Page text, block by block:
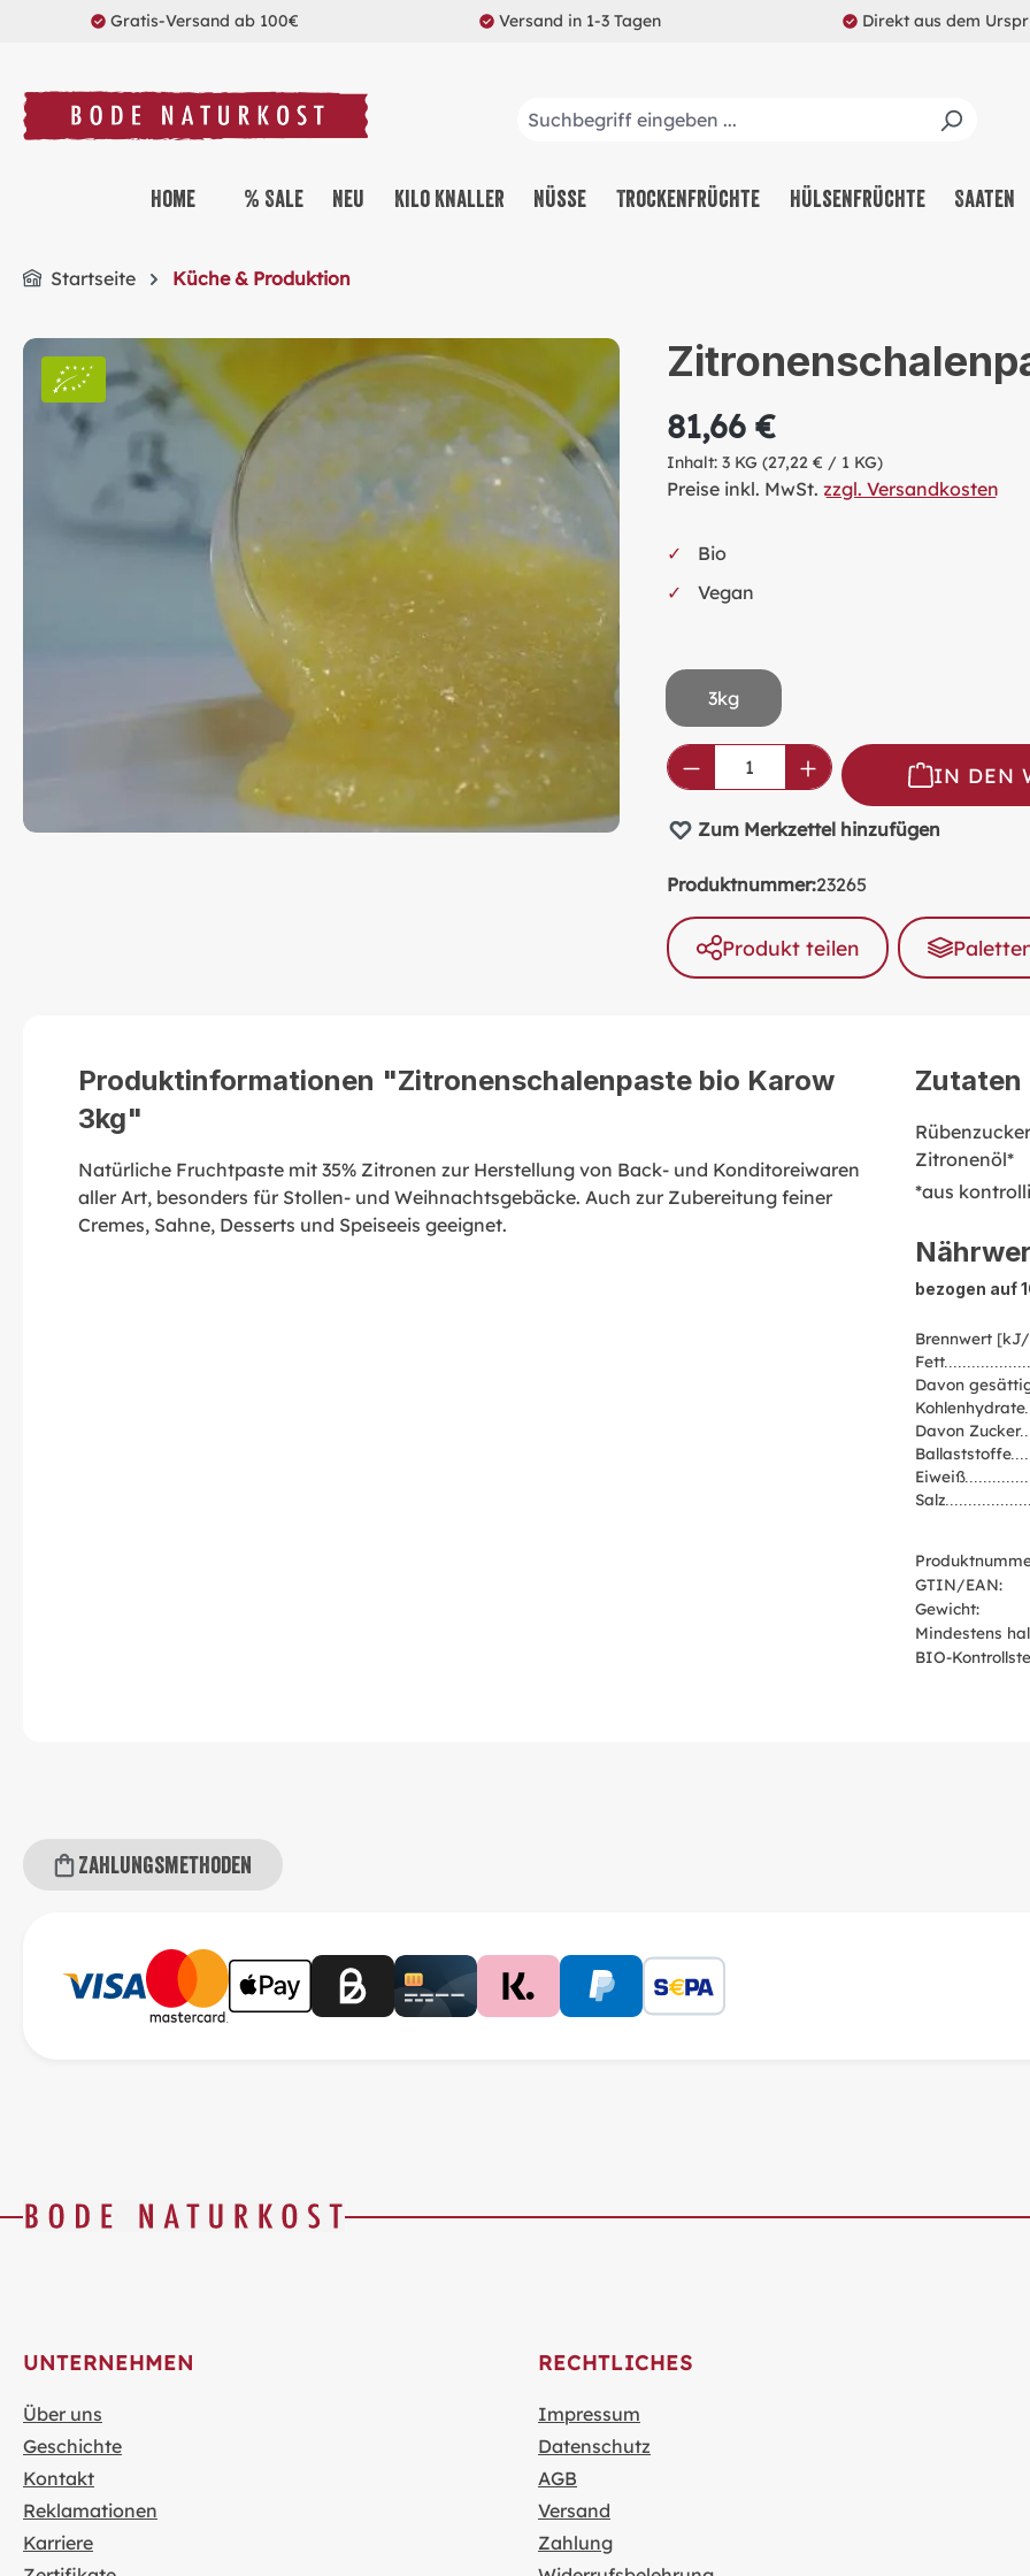
Zur Hauptnavigation springen
Gratis-Versand ab 100€ Versand in 1-3 Tagen Direkt aus dem
Home % Sale Neu Kilo Knaller Nüsse Trockenfrüchte Hülsenfrüchte Saaten
Startseite Küche & Produktion
Bildergalerie überspringen
81,66 €
Inhalt: 3 KG (27,22 € / 1 KG)
Preise inkl. MwSt. zzgl. Versandkosten
Bio
Vegan
3kg
Produkt Anzahl: Gib den
IN DEN
Zum Merkzettel hinzufügen
Produktnummer:23265
Produkt teilen
Produktinformationen "Zitronenschalenpaste bio Karow
3kg"
Natürliche Fruchtpaste mit 35% Zitronen zur Herstellung von Back- und Konditoreiwaren
aller Art, besonders für Stollen- und Weihnachtsgebäcke. Auch zur Zubereitung feiner
Cremes, Sahne, Desserts und Speiseeis geeignet.
Zutaten
Zitronenöl*
*aus
bezogen auf
Brennwert
Fett
Davon
Kohlenhydrate
Davon Zucker
Ballaststoffe
Eiweiß
Salz
GTIN/EAN:
Gewicht:
Mindestens
BIO-
Zahlungsmethoden
UNTERNEHMEN
Über uns
Geschichte
Kontakt
Reklamationen
Karriere
RECHTLICHES
Impressum
Datenschutz
AGB
Versand
Zahlung